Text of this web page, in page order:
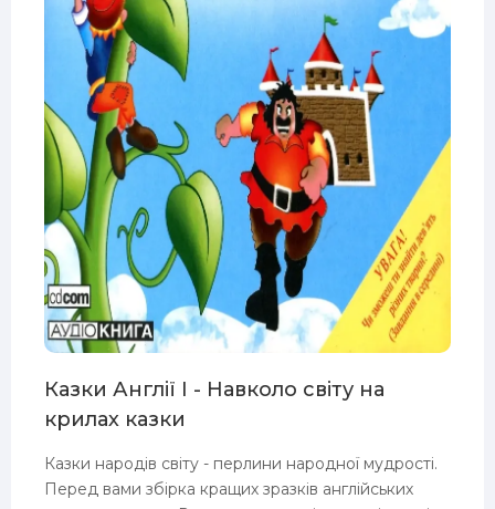
Казки Англії I - Навколо світу на
крилах казки
Казки народів світу - перлини народної мудрості.
Перед вами збірка кращих зразків англійських